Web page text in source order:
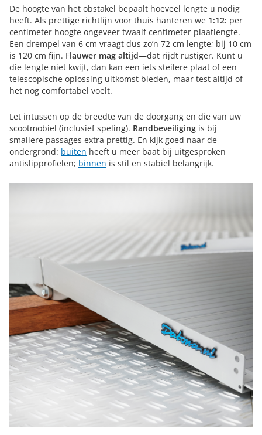
De hoogte van het obstakel bepaalt hoeveel lengte u nodig
heeft. Als prettige richtlijn voor thuis hanteren we 1:12: per
centimeter hoogte ongeveer twaalf centimeter plaatlengte.
Een drempel van 6 cm vraagt dus zo’n 72 cm lengte; bij 10 cm
is 120 cm fijn. Flauwer mag altijd—dat rijdt rustiger. Kunt u
die lengte niet kwijt, dan kan een iets steilere plaat of een
telescopische oplossing uitkomst bieden, maar test altijd of
het nog comfortabel voelt.
Let intussen op de breedte van de doorgang en die van uw
scootmobiel (inclusief speling). Randbeveiliging is bij
smallere passages extra prettig. En kijk goed naar de
ondergrond: buiten heeft u meer baat bij uitgesproken
antislipprofielen; binnen is stil en stabiel belangrijk.